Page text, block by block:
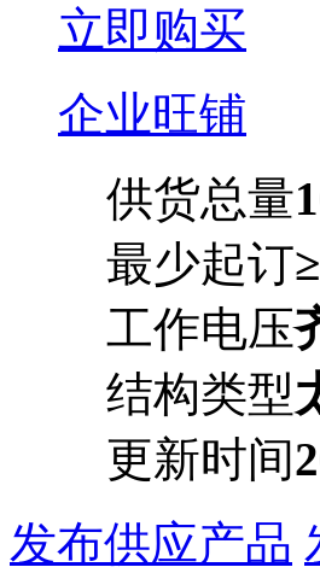
立即购买
企业旺铺
供货总量
最少起订
工作电压
结构类型
更新时间
发布供应产品